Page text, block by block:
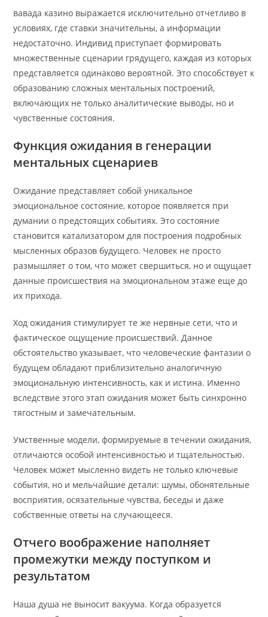
вавада казино выражается исключительно отчетливо в
условиях, где ставки значительны, а информации
недостаточно. Индивид приступает формировать
множественные сценарии грядущего, каждая из которых
представляется одинаково вероятной. Это способствует к
образованию сложных ментальных построений,
включающих не только аналитические выводы, но и
чувственные состояния.
Функция ожидания в генерации
ментальных сценариев
Ожидание представляет собой уникальное
эмоциональное состояние, которое появляется при
думании о предстоящих событиях. Это состояние
становится катализатором для построения подробных
мысленных образов будущего. Человек не просто
размышляет о том, что может свершиться, но и ощущает
данные происшествия на эмоциональном этаже еще до
их прихода.
Ход ожидания стимулирует те же нервные сети, что и
фактическое ощущение происшествий. Данное
обстоятельство указывает, что человеческие фантазии о
будущем обладают приблизительно аналогичную
эмоциональную интенсивность, как и истина. Именно
вследствие этого этап ожидания может быть синхронно
тягостным и замечательным.
Умственные модели, формируемые в течении ожидания,
отличаются особой интенсивностью и тщательностью.
Человек может мысленно видеть не только ключевые
события, но и мельчайшие детали: шумы, обонятельные
восприятия, осязательные чувства, беседы и даже
собственные ответы на случающееся.
Отчего воображение наполняет
промежутки между поступком и
результатом
Наша душа не выносит вакуума. Когда образуется